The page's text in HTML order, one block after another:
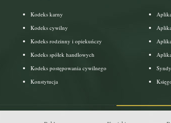
Kodeks karny
Kodeks cywilny
Kodeks rodzinny i opiekuńczy
Kodeks spółek handlowych
Kodeks postępowania cywilnego
Konstytucja